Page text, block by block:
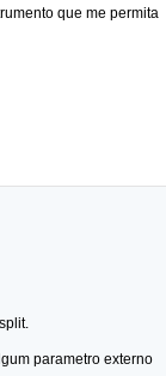
que me permita
parametro externo